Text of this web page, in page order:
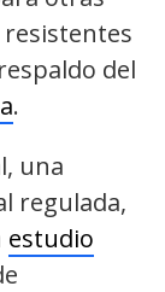
del
.
una
regulada,
estudio